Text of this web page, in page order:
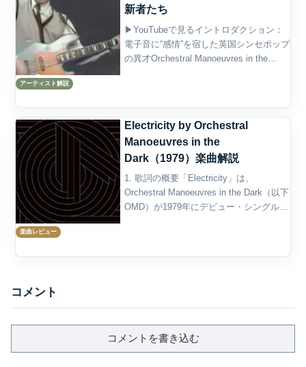
アーティスト解説
新者たち
▶YouTubeで見るイントロダクション：
電子音に“感情”を宿した英国シンセポップ
の異才Orchestral Manoeuvres in the
楽曲レビュー
Electricity by Orchestral
Manoeuvres in the
Dark（1979）楽曲解説
1. 歌詞の概要「Electricity」は、
Orchestral Manoeuvres in the Dark（以下
OMD）が1979年にデビュー・シングルと
コメント
コメントを書き込む